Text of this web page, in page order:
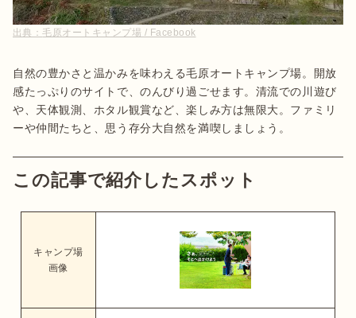
出典：毛原オートキャンプ場 / Facebook
自然の豊かさと温かみを味わえる毛原オートキャンプ場。開放
感たっぷりのサイトで、のんびり過ごせます。清流での川遊び
や、天体観測、ホタル観賞など、楽しみ方は無限大。ファミリ
ーや仲間たちと、思う存分大自然を満喫しましょう。
この記事で紹介したスポット
キャンプ場
画像